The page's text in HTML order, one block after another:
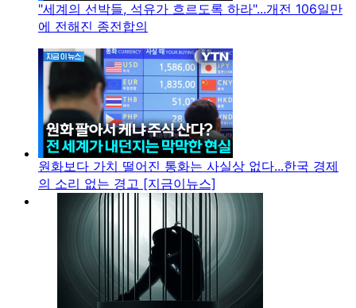
"세계의 선박들, 석유가 흐르도록 하라"...개전 106일만
에 전해진 종전합의
원화보다 가치 떨어진 통화는 사실상 없다...한국 경제
의 소리 없는 경고 [지금이뉴스]